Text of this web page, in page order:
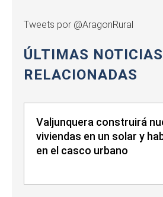
Tweets por @AragonRural
ÚLTIMAS NOTICIAS
RELACIONADAS
Valjunquera construirá
viviendas en un solar y
en el casco urbano